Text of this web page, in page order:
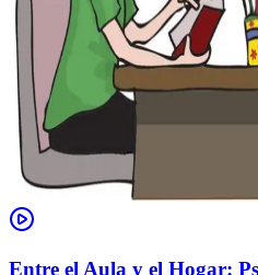
Entre el Aula y el Hogar: